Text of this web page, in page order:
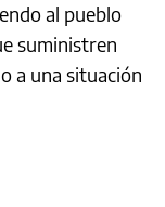
al pueblo
suministren
a una situación